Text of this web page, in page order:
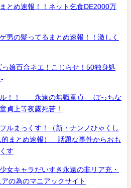
とめ速報！！ネット乞食DE2000万
男の髪ってるまとめ速報！！激しく
娘百合ネエ！こじらせ！50独身処
ル！！ 永遠の無職童貞- ぼっちな
貞上等夜露死苦！
ルまっくす！（新・ナンノひゃくし
的まとめ速報） 話題な事件からおも
す
女キャラだいすき永遠の非リア充・
の為のマニアックサイト